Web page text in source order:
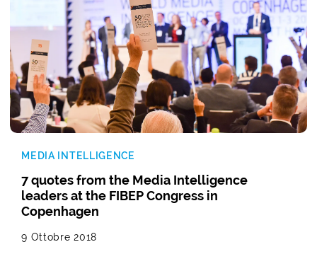
MEDIA INTELLIGENCE
7 quotes from the Media Intelligence
leaders at the FIBEP Congress in
Copenhagen
9 Ottobre 2018